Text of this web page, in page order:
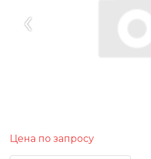
‹
Цена по запросу